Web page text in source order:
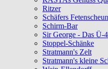
Ritzer
Schäfers
Schirm-Bar
Sir George - Das Ü-
Stoppel-Schänke
Stratmann's Zelt
Stratmann's kleine